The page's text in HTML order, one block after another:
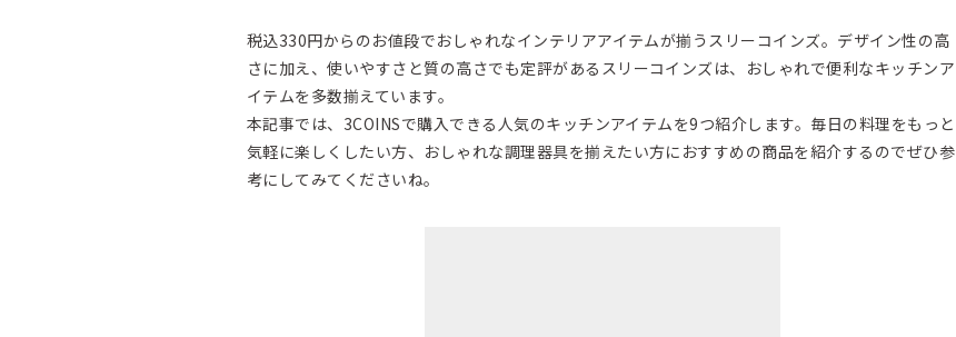
税込330円からのお値段でおしゃれなインテリアアイテムが揃うスリーコインズ。デザイン性の高
さに加え、使いやすさと質の高さでも定評があるスリーコインズは、おしゃれで便利なキッチンア
イテムを多数揃えています。
本記事では、3COINSで購入できる人気のキッチンアイテムを9つ紹介します。毎日の料理をもっと
気軽に楽しくしたい方、おしゃれな調理器具を揃えたい方におすすめの商品を紹介するのでぜひ参
考にしてみてくださいね。